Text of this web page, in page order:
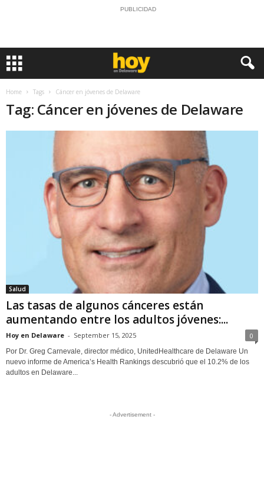
PUBLICIDAD
Home Tags Cáncer en jóvenes de Delaware
Tag: Cáncer en jóvenes de Delaware
Salud
Las tasas de algunos cánceres están
aumentando entre los adultos jóvenes:...
Hoy en Delaware - September 15, 2025 0
Por Dr. Greg Carnevale, director médico, UnitedHealthcare de Delaware Un
nuevo informe de America’s Health Rankings descubrió que el 10.2% de los
adultos en Delaware...
- Advertisement -